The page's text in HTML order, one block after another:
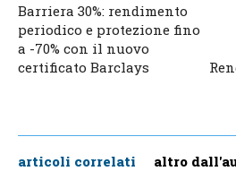
Barriera 30%: rendimento
periodico e protezione fino
a -70% con il nuovo
certificato Barclays
articoli correlati altro